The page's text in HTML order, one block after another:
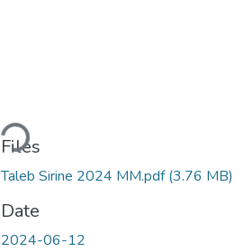
Loading...
Files
Taleb Sirine 2024 MM.pdf(3.76 MB)
Date
2024-06-12